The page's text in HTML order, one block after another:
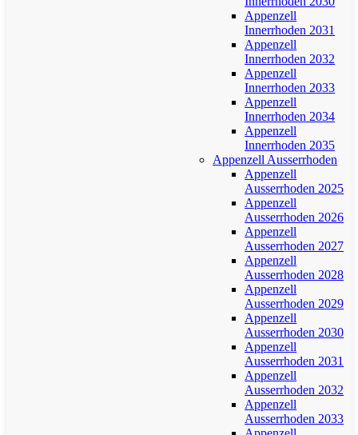
Appenzell
Innerrhoden 2031
Appenzell
Innerrhoden 2032
Appenzell
Innerrhoden 2033
Appenzell
Innerrhoden 2034
Appenzell
Innerrhoden 2035
Appenzell Ausserrhoden
Appenzell
Ausserrhoden 2025
Appenzell
Ausserrhoden 2026
Appenzell
Ausserrhoden 2027
Appenzell
Ausserrhoden 2028
Appenzell
Ausserrhoden 2029
Appenzell
Ausserrhoden 2030
Appenzell
Ausserrhoden 2031
Appenzell
Ausserrhoden 2032
Appenzell
Ausserrhoden 2033